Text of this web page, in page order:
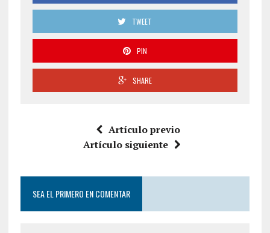
TWEET
PIN
SHARE
Artículo previo
Artículo siguiente
SEA EL PRIMERO EN COMENTAR